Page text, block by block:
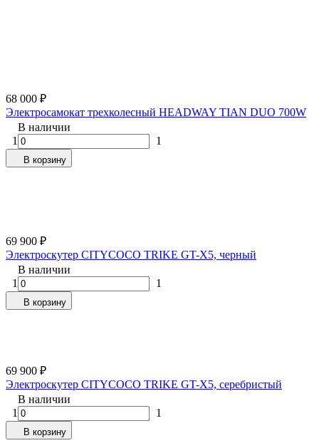
68 000 ₽
Электросамокат трехколесный HEADWAY TIAN DUO 700W
В наличии
1
1
В корзину
69 900 ₽
Электроскутер CITYCOCO TRIKE GT-X5, черный
В наличии
1
1
В корзину
69 900 ₽
Электроскутер CITYCOCO TRIKE GT-X5, серебристый
В наличии
1
1
В корзину